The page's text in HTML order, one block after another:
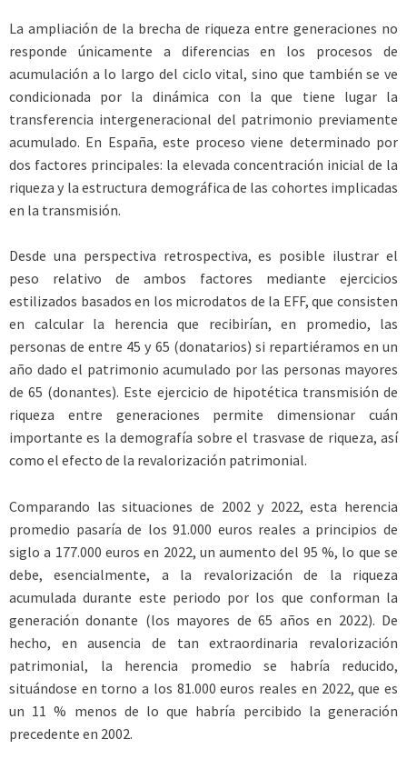
La ampliación de la brecha de riqueza entre generaciones no
responde únicamente a diferencias en los procesos de
acumulación a lo largo del ciclo vital, sino que también se ve
condicionada por la dinámica con la que tiene lugar la
transferencia intergeneracional del patrimonio previamente
acumulado. En España, este proceso viene determinado por
dos factores principales: la elevada concentración inicial de la
riqueza y la estructura demográfica de las cohortes implicadas
en la transmisión.
Desde una perspectiva retrospectiva, es posible ilustrar el
peso relativo de ambos factores mediante ejercicios
estilizados basados en los microdatos de la EFF, que consisten
en calcular la herencia que recibirían, en promedio, las
personas de entre 45 y 65 (donatarios) si repartiéramos en un
año dado el patrimonio acumulado por las personas mayores
de 65 (donantes). Este ejercicio de hipotética transmisión de
riqueza entre generaciones permite dimensionar cuán
importante es la demografía sobre el trasvase de riqueza, así
como el efecto de la revalorización patrimonial.
Comparando las situaciones de 2002 y 2022, esta herencia
promedio pasaría de los 91.000 euros reales a principios de
siglo a 177.000 euros en 2022, un aumento del 95 %, lo que se
debe, esencialmente, a la revalorización de la riqueza
acumulada durante este periodo por los que conforman la
generación donante (los mayores de 65 años en 2022). De
hecho, en ausencia de tan extraordinaria revalorización
patrimonial, la herencia promedio se habría reducido,
situándose en torno a los 81.000 euros reales en 2022, que es
un 11 % menos de lo que habría percibido la generación
precedente en 2002.